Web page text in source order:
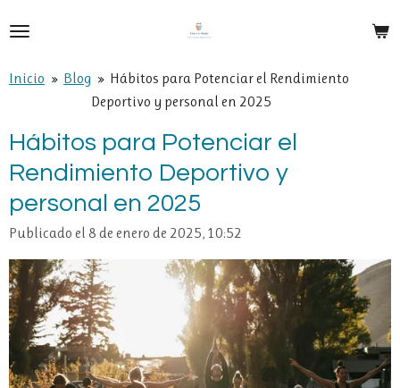
al
principal
Inicio » Blog » Hábitos para Potenciar el Rendimiento
Deportivo y personal en 2025
Hábitos para Potenciar el
Rendimiento Deportivo y
personal en 2025
Publicado el 8 de enero de 2025, 10:52